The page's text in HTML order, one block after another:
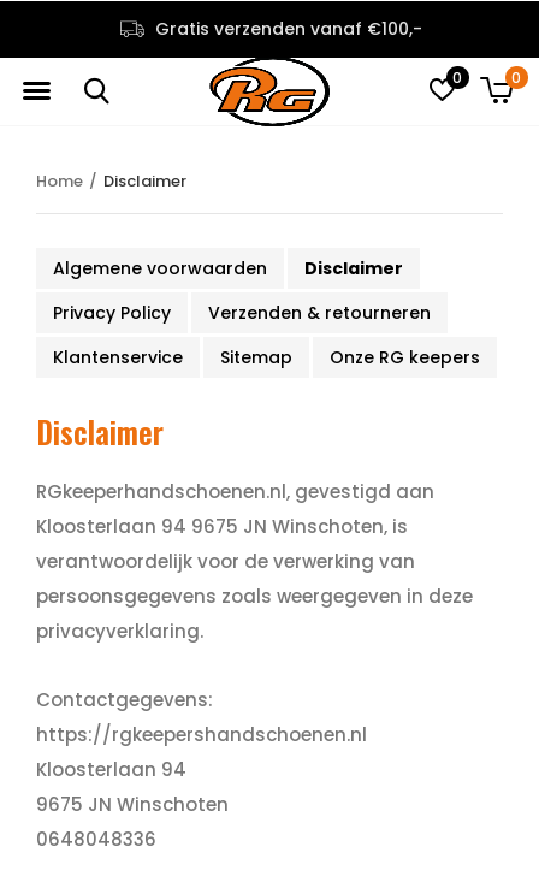
0 0
vanaf €100,- De beste
Home Disclaimer
Algemene voorwaarden
Disclaimer
Privacy Policy
Verzenden & retourneren
Klantenservice
Sitemap Onze RG keepers
Disclaimer
RGkeeperhandschoenen.nl, gevestigd aan
Kloosterlaan 94 9675 JN Winschoten, is
verantwoordelijk voor de verwerking van
persoonsgegevens zoals weergegeven in deze
privacyverklaring.
Contactgegevens:
https://rgkeepershandschoenen.nl
Kloosterlaan 94
9675 JN Winschoten
0648048336